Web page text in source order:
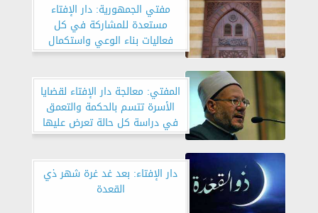
مفتي الجمهورية: دار الإفتاء
مستعدة للمشاركة في كل
فعاليات بناء الوعي واستكمال
مسيرة التنمية والبناء
المفتي: معالجة دار الإفتاء لقضايا
الأسرة تتسم بالحكمة والتعمق
في دراسة كل حالة تعرض عليها
دار الإفتاء: بعد غد غرة شهر ذي
القعدة